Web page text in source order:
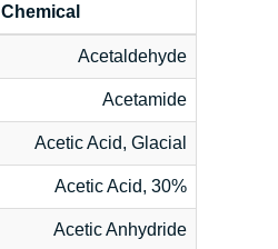
Chemical
Acetaldehyde
Acetamide
Acetic Acid, Glacial
Acetic Acid, 30%
Acetic Anhydride